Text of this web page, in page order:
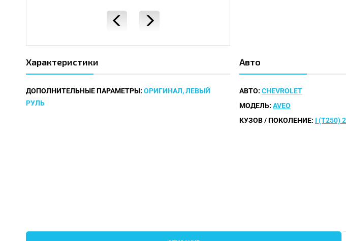
Характеристики
ДОПОЛНИТЕЛЬНЫЕ ПАРАМЕТРЫ: ОРИГИНАЛ, ЛЕВЫЙ
РУЛЬ
Авто
АВТО: CHEVROLET
МОДЕЛЬ: AVEO
КУЗОВ / ПОКОЛЕНИЕ: I (T250)